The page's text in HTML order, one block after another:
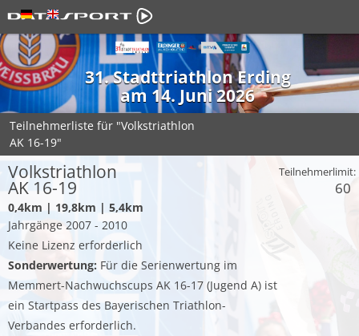
31. Stadttriathlon Erding
am 14. Juni 2026
Teilnehmerliste für "Volkstriathlon
AK 16-19"
Volkstriathlon
AK 16-19
0,4km | 19,8km | 5,4km
Jahrgänge 2007 - 2010
Keine Lizenz erforderlich
Sonderwertung: Für die Serienwertung im
Memmert-Nachwuchscups AK 16-17 (Jugend A) ist
ein Startpass des Bayerischen Triathlon-
Verbandes erforderlich.
Teilnehmerlimit:
60